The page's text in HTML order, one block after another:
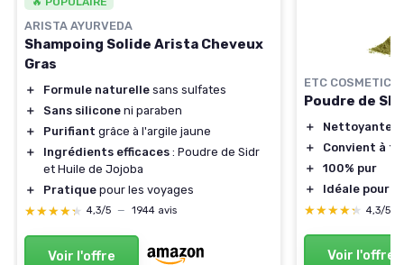
ARISTA AYURVEDA
Shampoing Solide Arista Cheveux
Gras
＋ Formule naturelle sans sulfates
＋
Sans silicone ni paraben
＋
Purifiant grâce à l'argile jaune
＋
Ingrédients efficaces : Poudre de Sidr
et Huile de Jojoba
＋
Pratique pour les voyages
★★★★★
★★★★★ 4,3/5 — 1944 avis
Voir l'offre
ETC COSMETICS
Poudre de
＋
Nettoyante
＋
Convient à
＋
100% pur
＋
Idéale pour
★★★★★
★★★★★ 4,3/5
Voir l'offre